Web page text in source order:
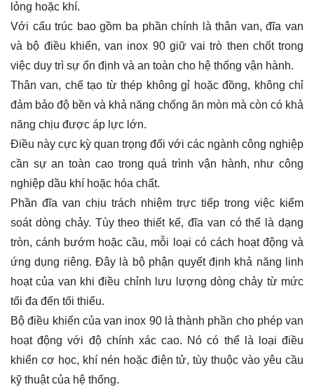
lỏng hoặc khí.
Với cấu trúc bao gồm ba phần chính là thân van, đĩa van
và bộ điều khiển, van inox 90 giữ vai trò then chốt trong
việc duy trì sự ổn định và an toàn cho hệ thống vận hành.
Thân van, chế tạo từ thép không gỉ hoặc đồng, không chỉ
đảm bảo độ bền và khả năng chống ăn mòn mà còn có khả
năng chịu được áp lực lớn.
Điều này cực kỳ quan trọng đối với các ngành công nghiệp
cần sự an toàn cao trong quá trình vận hành, như công
nghiệp dầu khí hoặc hóa chất.
Phần đĩa van chịu trách nhiệm trực tiếp trong việc kiểm
soát dòng chảy. Tùy theo thiết kế, đĩa van có thể là dạng
tròn, cánh bướm hoặc cầu, mỗi loại có cách hoạt động và
ứng dụng riêng. Đây là bộ phận quyết định khả năng linh
hoạt của van khi điều chỉnh lưu lượng dòng chảy từ mức
tối đa đến tối thiểu.
Bộ điều khiển của van inox 90 là thành phần cho phép van
hoạt động với độ chính xác cao. Nó có thể là loại điều
khiển cơ học, khí nén hoặc điện tử, tùy thuộc vào yêu cầu
kỹ thuật của hệ thống.